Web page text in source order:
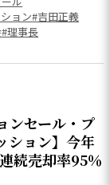
ョン#吉田正義
#理事長
ンセール・プ
ション】今年
続売却率95％